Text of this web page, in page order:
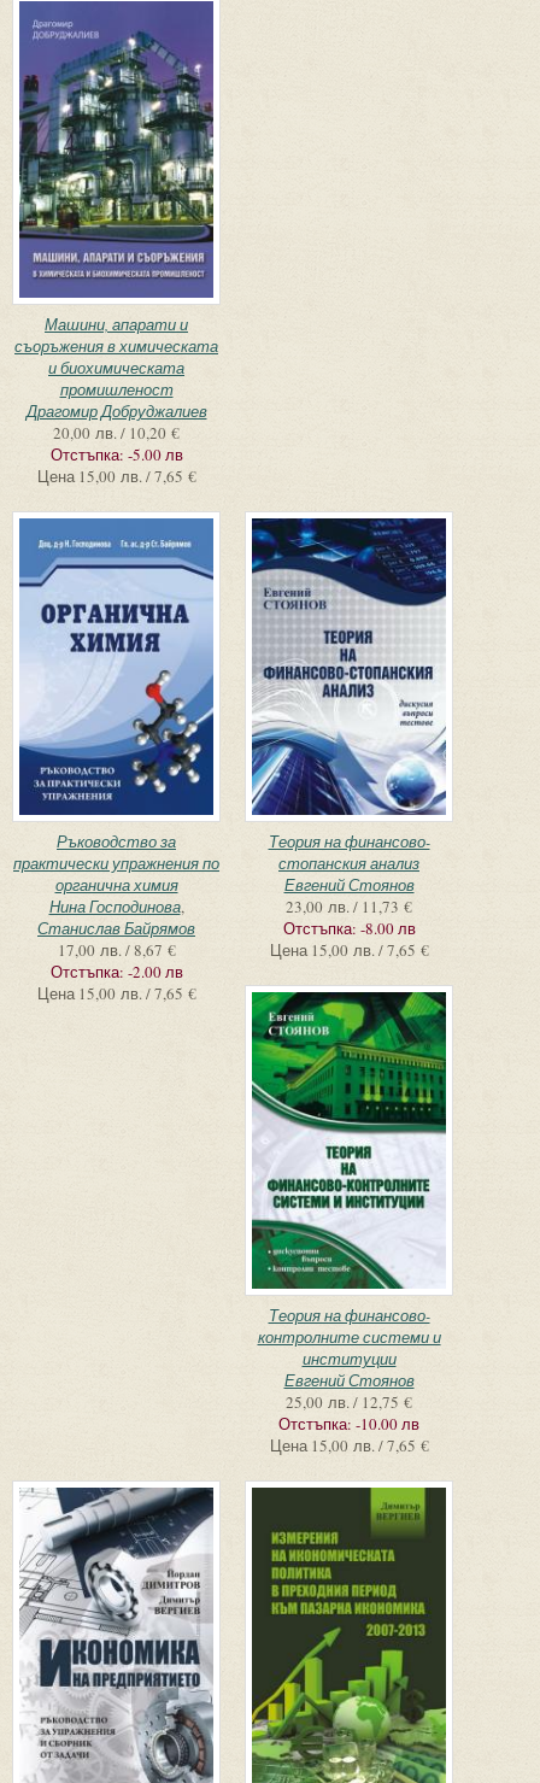
Машини, апарати и
съоръжения в химическата
и биохимическата
промишленост
Драгомир Добруджалиев
20,00 лв. / 10,20 €
Отстъпка: -5.00 лв
Цена 15,00 лв. / 7,65 €
Ръководство за
практически упражнения по
органична химия
Нина Господинова,
Станислав Байрямов
17,00 лв. / 8,67 €
Отстъпка: -2.00 лв
Цена 15,00 лв. / 7,65 €
Теория на финансово-
стопанския анализ
Евгений Стоянов
23,00 лв. / 11,73 €
Отстъпка: -8.00 лв
Цена 15,00 лв. / 7,65 €
Теория на финансово-
контролните системи и
институции
Евгений Стоянов
25,00 лв. / 12,75 €
Отстъпка: -10.00 лв
Цена 15,00 лв. / 7,65 €